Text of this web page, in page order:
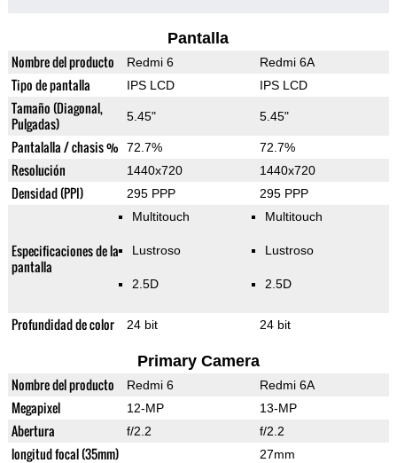
Pantalla
Nombre del producto Redmi 6 Redmi 6A
Tipo de pantalla IPS LCD IPS LCD
Tamaño (Diagonal,
Pulgadas)
5.45" 5.45"
Pantalalla / chasis % 72.7% 72.7%
Resolución 1440x720 1440x720
Densidad (PPI) 295 PPP 295 PPP
Especificaciones de la
pantalla
Multitouch
Lustroso
2.5D
Multitouch
Lustroso
2.5D
Profundidad de color 24 bit 24 bit
Primary Camera
Nombre del producto Redmi 6 Redmi 6A
Megapixel 12-MP 13-MP
Abertura f/2.2 f/2.2
longitud focal (35mm) 27mm